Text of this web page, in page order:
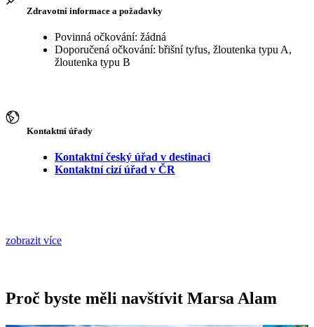
Zdravotní informace a požadavky
Povinná očkování: žádná
Doporučená očkování: břišní tyfus, žloutenka typu A,
žloutenka typu B
Kontaktní úřady
Kontaktní český úřad v destinaci
Kontaktní cizí úřad v ČR
zobrazit více
Proč byste měli navštívit Marsa Alam